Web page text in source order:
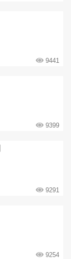
9441
9399
9291
9254